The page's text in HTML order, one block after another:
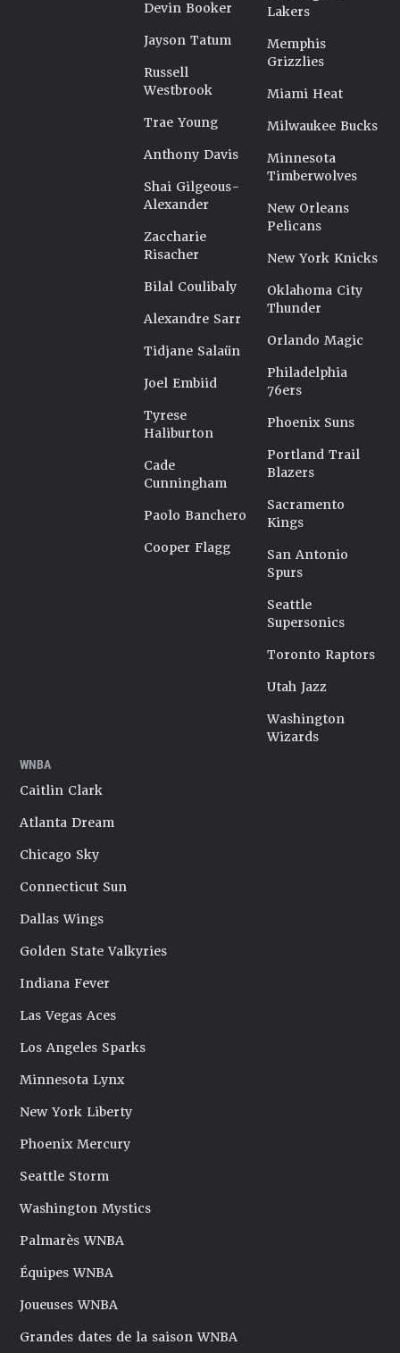
Devin Booker
Jayson Tatum
Russell
Westbrook
Trae Young
Anthony Davis
Shai Gilgeous-
Alexander
Zaccharie
Risacher
Bilal Coulibaly
Alexandre Sarr
Tidjane Salaün
Joel Embiid
Tyrese
Haliburton
Cade
Cunningham
Paolo Banchero
Cooper Flagg
Lakers
Memphis
Grizzlies
Miami Heat
Milwaukee Bucks
Minnesota
Timberwolves
New Orleans
Pelicans
New York Knicks
Oklahoma City
Thunder
Orlando Magic
Philadelphia
76ers
Phoenix Suns
Portland Trail
Blazers
Sacramento
Kings
San Antonio
Spurs
Seattle
Supersonics
Toronto Raptors
Utah Jazz
Washington
Wizards
WNBA
Caitlin Clark
Atlanta Dream
Chicago Sky
Connecticut Sun
Dallas Wings
Golden State Valkyries
Indiana Fever
Las Vegas Aces
Los Angeles Sparks
Minnesota Lynx
New York Liberty
Phoenix Mercury
Seattle Storm
Washington Mystics
Palmarès WNBA
Équipes WNBA
Joueuses WNBA
Grandes dates de la saison WNBA